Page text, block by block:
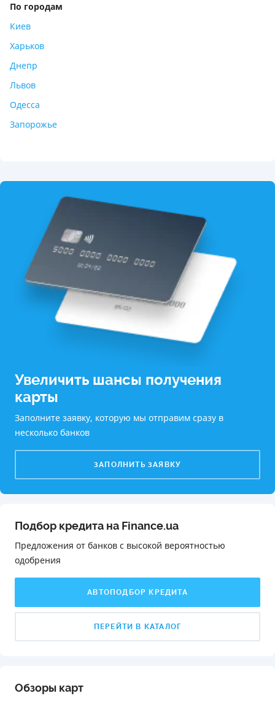
По городам
Киев
Харьков
Днепр
Львов
Одесса
Запорожье
Увеличить шансы получения
карты
Заполните заявку, которую мы отправим сразу в
несколько банков
ЗАПОЛНИТЬ ЗАЯВКУ
Подбор кредита на Finance.ua
Предложения от банков с высокой вероятностью
одобрения️
АВТОПОДБОР КРЕДИТА
ПЕРЕЙТИ В КАТАЛОГ
Обзоры карт